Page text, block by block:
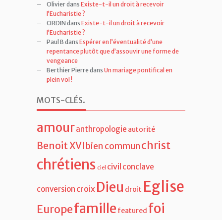
Olivierdans Existe-t-il un droit à recevoir
l’Eucharistie ?
ORDIN dans Existe-t-il un droit à recevoir
l’Eucharistie ?
Paul B dans Espérer en l’éventualité d’une
repentance plutôt que d’assouvir une forme de
vengeance
Berthier Pierredans Un mariage pontifical en
plein vol !
MOTS-CLÉS.
amouranthropologie autorité
Benoit XVIbien communchrist
chrétiens ciel civil conclave
conversion croix Dieu droit Eglise
Europefamille featured foi